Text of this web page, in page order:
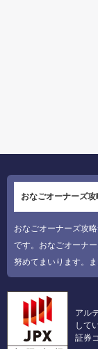
おなごオーナーズ
おなごオーナーズ攻
です。おなごオーナ
努めてまいります。
アル
して
証券